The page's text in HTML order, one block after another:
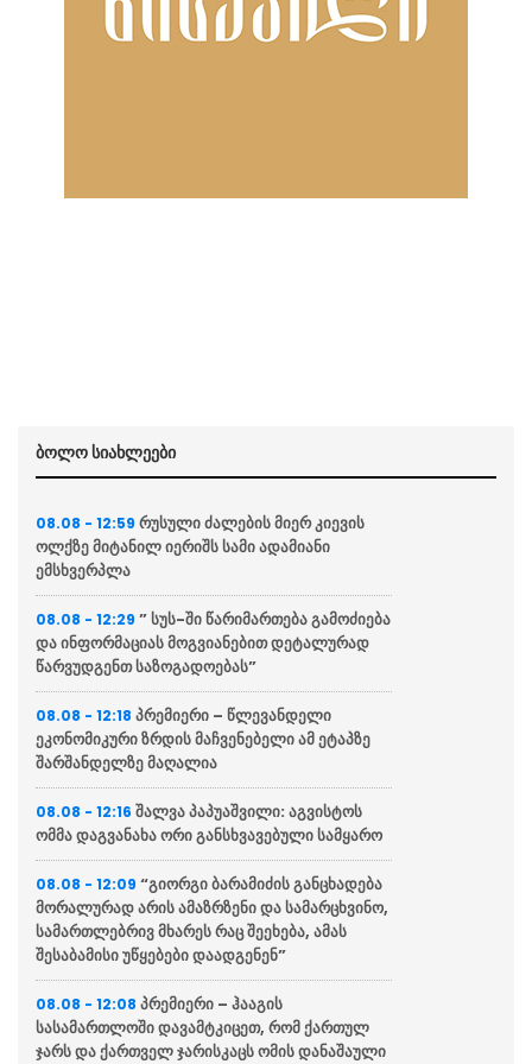
ბოლო სიახლეები
08.08 - 12:59 რუსული ძალების მიერ კიევის
ოლქზე მიტანილ იერიშს სამი ადამიანი
ემსხვერპლა
08.08 - 12:29 ” სუს-ში წარიმართება გამოძიება
და ინფორმაციას მოგვიანებით დეტალურად
წარვუდგენთ საზოგადოებას”
08.08 - 12:18 პრემიერი – წლევანდელი
ეკონომიკური ზრდის მაჩვენებელი ამ ეტაპზე
შარშანდელზე მაღალია
08.08 - 12:16 შალვა პაპუაშვილი: აგვისტოს
ომმა დაგვანახა ორი განსხვავებული სამყარო
08.08 - 12:09 “გიორგი ბარამიძის განცხადება
მორალურად არის ამაზრზენი და სამარცხვინო,
სამართლებრივ მხარეს რაც შეეხება, ამას
შესაბამისი უწყებები დაადგენენ”
08.08 - 12:08 პრემიერი – ჰააგის
სასამართლოში დავამტკიცეთ, რომ ქართულ
ჯარს და ქართველ ჯარისკაცს ომის დანაშაული